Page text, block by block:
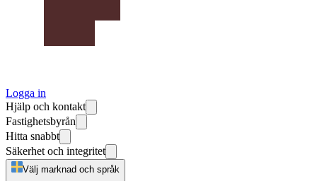
Logga in
Hjälp och kontakt
Fastighetsbyrån
Hitta snabbt
Säkerhet och integritet
Välj marknad och språk